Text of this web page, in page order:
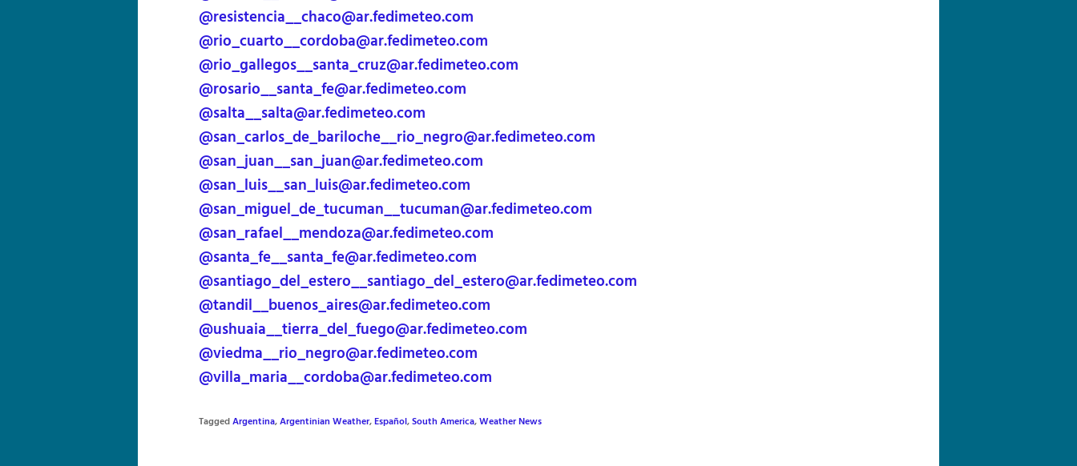
@resistencia__chaco@ar.fedimeteo.com
@rio_cuarto__cordoba@ar.fedimeteo.com
@rio_gallegos__santa_cruz@ar.fedimeteo.com
@rosario__santa_fe@ar.fedimeteo.com
@salta__salta@ar.fedimeteo.com
@san_carlos_de_bariloche__rio_negro@ar.fedimeteo.com
@san_juan__san_juan@ar.fedimeteo.com
@san_luis__san_luis@ar.fedimeteo.com
@san_miguel_de_tucuman__tucuman@ar.fedimeteo.com
@san_rafael__mendoza@ar.fedimeteo.com
@santa_fe__santa_fe@ar.fedimeteo.com
@santiago_del_estero__santiago_del_estero@ar.fedimeteo.com
@tandil__buenos_aires@ar.fedimeteo.com
@ushuaia__tierra_del_fuego@ar.fedimeteo.com
@viedma__rio_negro@ar.fedimeteo.com
@villa_maria__cordoba@ar.fedimeteo.com
TaggedArgentina,Argentinian Weather,Español,South America,Weather News